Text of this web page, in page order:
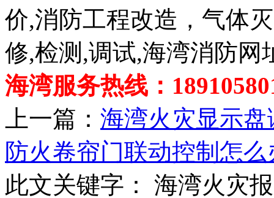
价,消防工程改造，气体
修,检测,调试,海湾消防网
海湾服务热线：
上一篇： 海湾火灾显示盘
防火卷帘门联动控制怎么
此文关键字：
海湾火灾